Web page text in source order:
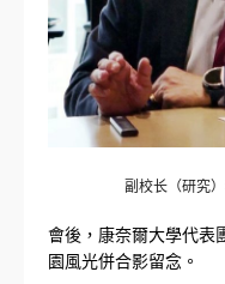
副校长（研究
會後，康奈爾大學代表
園風光併合影留念。